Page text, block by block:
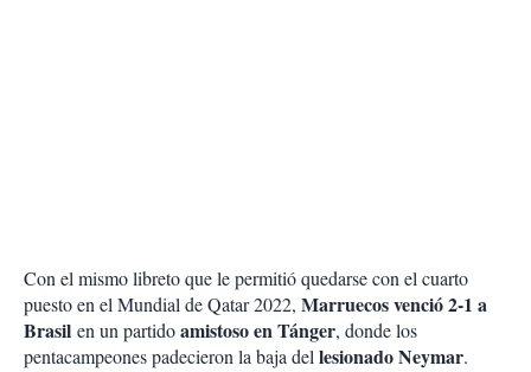
Con el mismo libreto que le permitió quedarse con el cuarto
puesto en el Mundial de Qatar 2022, Marruecos venció 2-1 a
Brasil en un partidoamistoso en Tánger, donde los
pentacampeones padecieron la baja dellesionado Neymar.